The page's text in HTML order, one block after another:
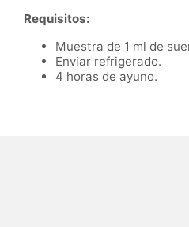
Requisitos:
Muestra de 1 ml de
Enviar refrigerado.
4 horas de ayuno.